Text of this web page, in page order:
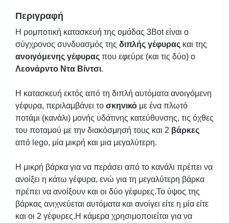
Περιγραφή
Η ρομποτική κατασκευή της ομάδας 3Bot είναι ο
σύγχρονος συνδυασμός της διπλής γέφυρας και της
ανοιγόμενης γέφυρας που εφεύρε (και τις δύο) ο
Λεονάρντο Ντα Βίντσι.
Η κατασκευή εκτός από τη διπλή αυτόματα ανοιγόμενη
γέφυρα, περιλαμβάνει το σκηνικό με ένα πλωτό
ποτάμι (κανάλι) μονής υδάτινης κατεύθυνσης, τις όχθες
του ποταμού με την διακόσμησή τους και 2 βάρκες
από lego, μία μικρή και μια μεγαλύτερη.
Η μικρή βάρκα για να περάσει από το κανάλι πρέπει να
ανοίξει η κάτω γέφυρα, ενώ για τη μεγαλύτερη βάρκα
πρέπει να ανοίξουν και οι δύο γέφυρες.Το ύψος της
βάρκας ανιχνεύεται αυτόματα και ανοίγει είτε η μία είτε
και οι 2 γέφυρες.Η κάμερα χρησιμοποιείται για να